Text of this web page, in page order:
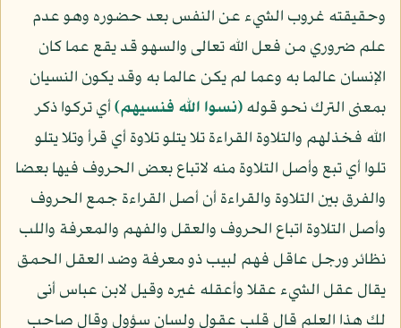
وحقيقته غروب الشيء عن النفس بعد حضوره وهو عدم
علم ضروري من فعل الله تعالى والسهو قد يقع عما كان
الإنسان عالما به وعما لم يكن عالما به وقد يكون النسيان
بمعنى الترك نحو قوله﴿نسوا الله فنسيهم﴾أي تركوا ذكر
الله فخذلهم والتلاوة القراءة تلا يتلو تلاوة أي قرأ وتلا يتلو
تلوا أي تبع وأصل التلاوة منه لاتباع بعض الحروف فيها بعضا
والفرق بين التلاوة والقراءة أن أصل القراءة جمع الحروف
وأصل التلاوة اتباع الحروف والعقل والفهم والمعرفة واللب
نظائر ورجل عاقل فهم لبيب ذو معرفة وضد العقل الحمق
يقال عقل الشيء عقلا وأعقله غيره وقيل لابن عباس أنى
لك هذا العلم قال قلب عقول ولسان سؤول وقال صاحب